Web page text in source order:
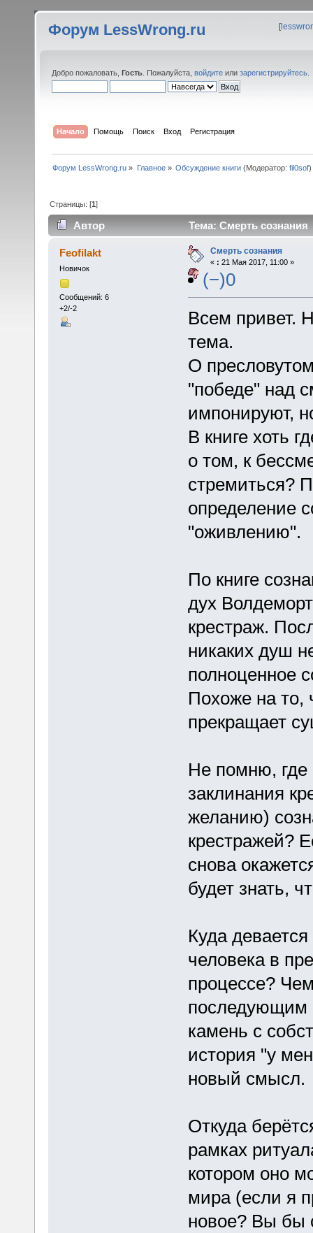
Форум LessWrong.ru [
Добро пожаловать, Гость . Пожалуйста, войдите или зарегистрируйтесь
Начало Помощь Поиск Вход Регистрация
Форум LessWrong.ru » Главное» Обсуждение книги(Модератор: fil0sof)
Страницы: [1]
Автор Тема: Смерть сознания
Feofilakt
Новичок
Сообщений: 6
+2/-2
Смерть сознания
« : 21 Мая 2017, 11:00 »
(−)0
Всем привет.
тема.
О
"победе" над
импонируют,
В книге хоть
о том, к
стремиться?
определение
"оживлению".
По книге
дух
крестраж.
никаких душ
полноценное
Похоже на то,
прекращает
Не помню, где
заклинания
желанию)
крестражей?
снова
будет знать,
Куда
человека в
процессе?
последующим
камень с
история "у
новый смысл.
Откуда
рамках
котором оно
мира (если я
новое? Вы бы